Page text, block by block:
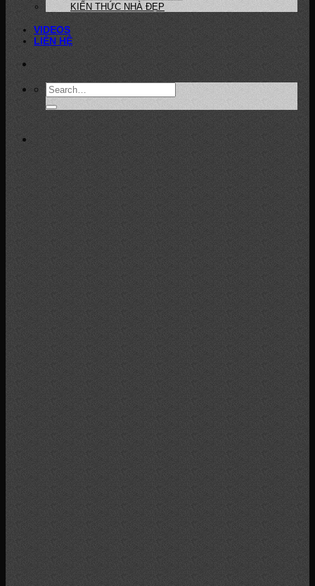
KIẾN THỨC NHÀ ĐẸP
VIDEOS
LIÊN HỆ